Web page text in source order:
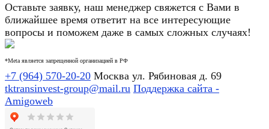
Оставьте заявку, наш менеджер свяжется с Вами в
ближайшее время ответит на все интересующие
вопросы и поможем даже в самых сложных случаях!
*Meta является запрещенной организацией в РФ
+7 (964) 570-20-20 Москва ул. Рябиновая д. 69
tktransinvest-group@mail.ru Поддержка сайта -
Amigoweb